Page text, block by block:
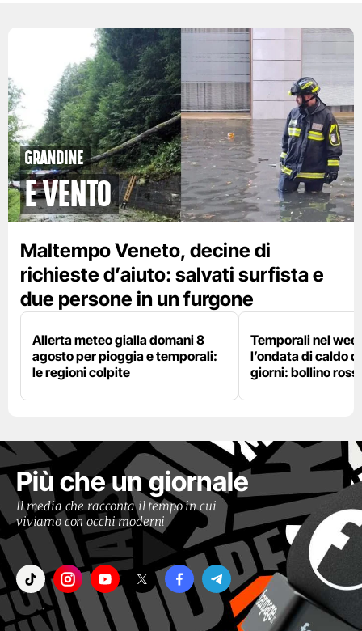
grandine
e vento
Maltempo Veneto, decine di
richieste d’aiuto: salvati surfista e
due persone in un furgone
Allerta meteo gialla domani 8
agosto per pioggia e temporali:
le regioni colpite
Temporali nel
l’ondata di caldo
giorni: bollino
Più che un giornale
Il media che racconta il tempo in cui
viviamo con occhi moderni